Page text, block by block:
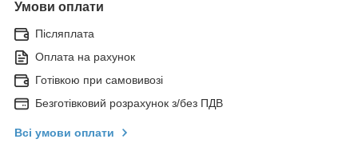
Умови оплати
Післяплата
Оплата на рахунок
Готівкою при самовивозі
Безготівковий розрахунок з/без ПДВ
Всі умови оплати